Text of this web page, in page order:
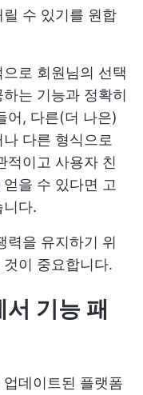
수 있기를 원합
로 회원님의 선택
는 기능과 정확히
어, 다른(더 나은)
다른 형식으로
적이고 사용자 친
을 수 있다면 고
니다.
력을 유지하기 위
이 중요합니다.
서 기능 패
데이트된 플랫폼